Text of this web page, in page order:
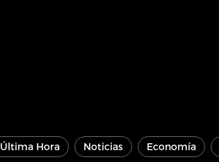
Última Hora Noticias Economía